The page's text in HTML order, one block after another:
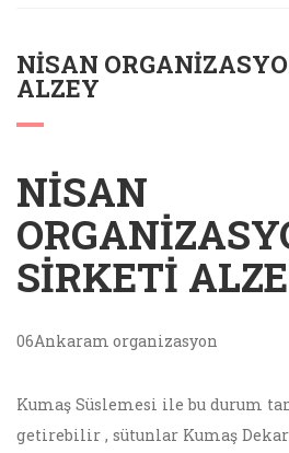
NISAN
ALZEY
NISAN
SIRKETI
06Ankaram organizasyon
Kumaş Süslemesi ile bu durum
getirebilir , sütunlar Kumaş